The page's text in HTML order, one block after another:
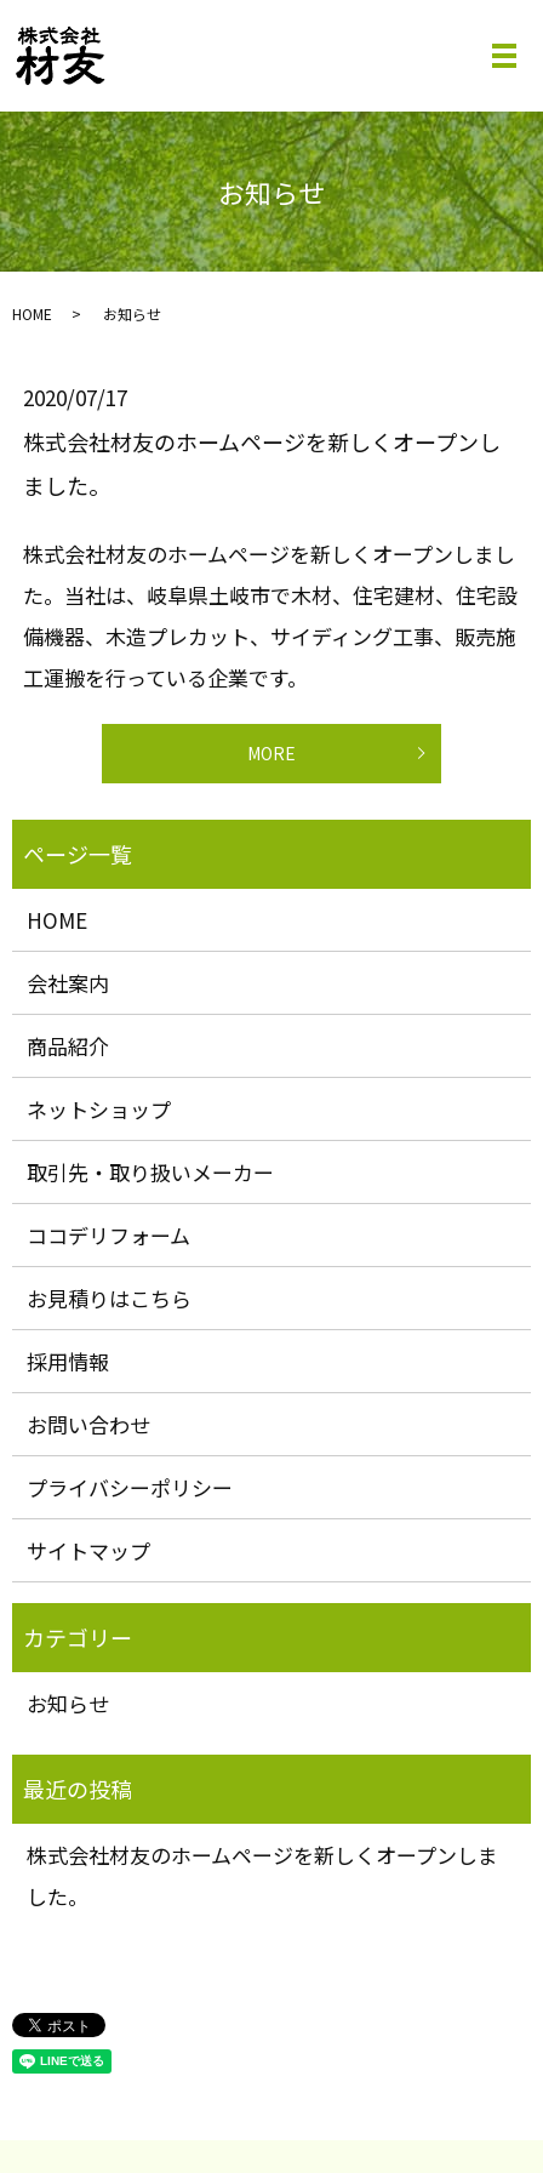
お知らせ
HOME お知らせ
2020/07/17
株式会社材友のホームページを新しくオープンし
ました。
株式会社材友のホームページを新しくオープンしまし
た。当社は、岐阜県土岐市で木材、住宅建材、住宅設
備機器、木造プレカット、サイディング工事、販売施
工運搬を行っている企業です。
MORE
HOME
会社案内
商品紹介
ネットショップ
取引先・取り扱いメーカー
ココデリフォーム
お見積りはこちら
採用情報
お問い合わせ
プライバシーポリシー
サイトマップ
お知らせ
株式会社材友のホームページを新しくオープンしま
した。